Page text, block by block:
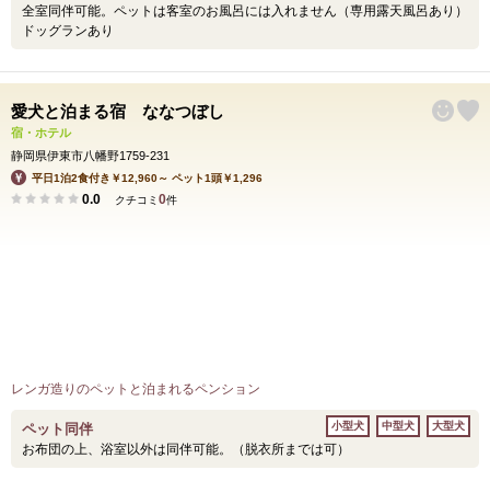
全室同伴可能。ペットは客室のお風呂には入れません（専用露天風呂あり）
ドッグランあり
愛犬と泊まる宿 ななつぼし
宿・ホテル
静岡県伊東市八幡野1759-231
平日1泊2食付き￥12,960～ ペット1頭￥1,296
0.0 クチコミ 0件
レンガ造りのペットと泊まれるペンション
ペット同伴
お布団の上、浴室以外は同伴可能。（脱衣所までは可）
小型犬 中型犬 大型犬